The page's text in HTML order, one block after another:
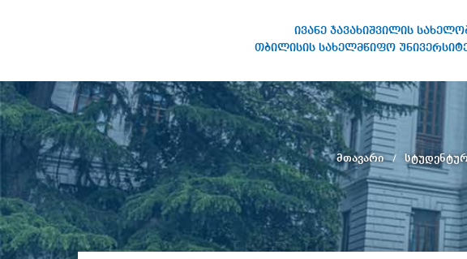
ივანე ჯავახიშვილის
თბილისის სახელმწიფო
სახელობის თბილისის
სახელმწიფო უნივერსიტეტი
მთავარი